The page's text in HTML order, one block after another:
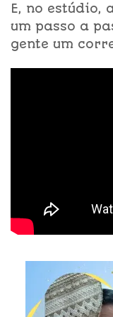
E, no estúdio,
um passo a
gente um